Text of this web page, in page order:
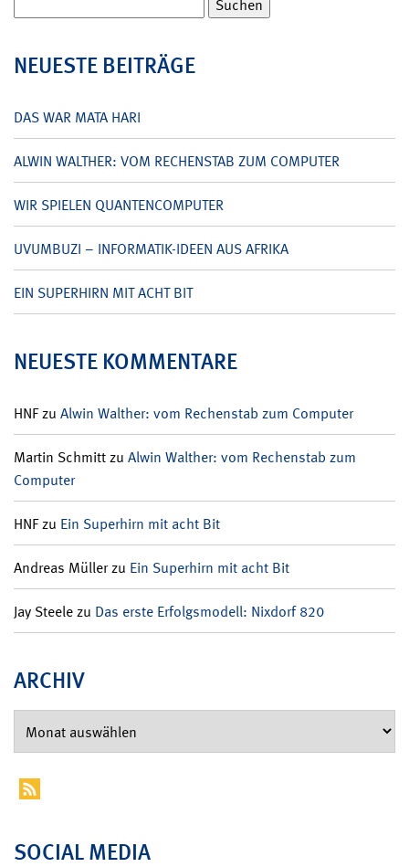
nach:
NEUESTE BEITRÄGE
DAS WAR MATA HARI
ALWIN WALTHER: VOM RECHENSTAB ZUM COMPUTER
WIR SPIELEN QUANTENCOMPUTER
UVUMBUZI – INFORMATIK-IDEEN AUS AFRIKA
EIN SUPERHIRN MIT ACHT BIT
NEUESTE KOMMENTARE
HNFzu Alwin Walther: vom Rechenstab zum Computer
Martin Schmittzu Alwin Walther: vom Rechenstab zum
Computer
HNFzu Ein Superhirn mit acht Bit
Andreas Müllerzu Ein Superhirn mit acht Bit
Jay Steelezu Das erste Erfolgsmodell: Nixdorf 820
ARCHIV
SOCIAL MEDIA